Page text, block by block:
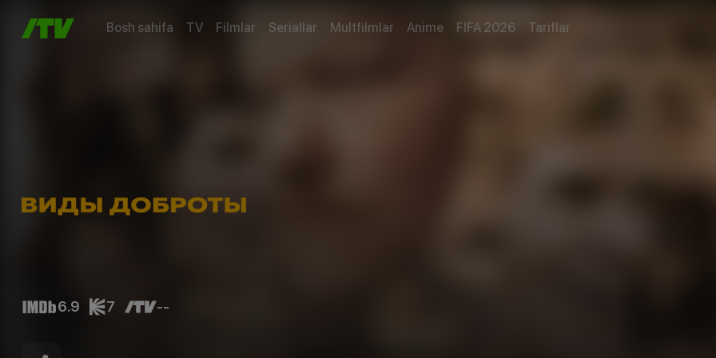
Bosh sahifa TV Filmlar Seriallar Multfilmlar Anime FIFA 2026 Tariflar
6.9 7 --